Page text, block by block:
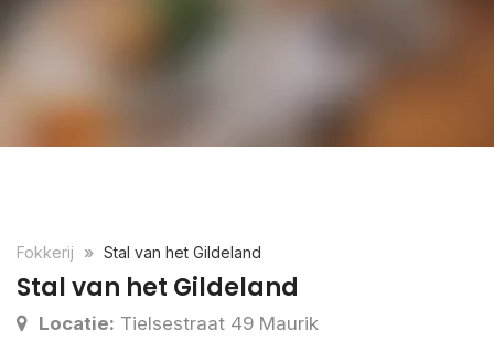
Fokkerij Stal van het Gildeland
Stal van het Gildeland
Locatie: Tielsestraat 49 Maurik